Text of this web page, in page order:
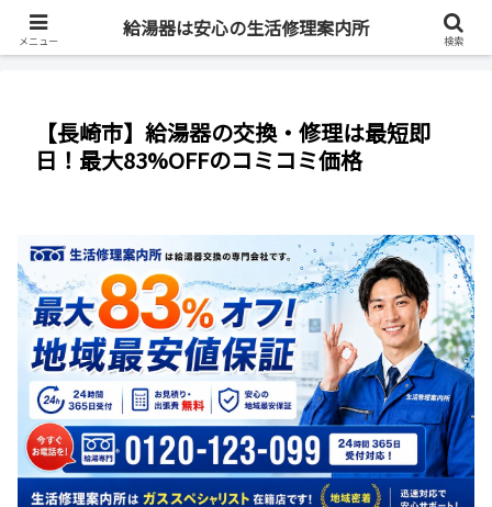
最短即日・全国対応・最大83%OFF
【長崎市】給湯器の交換・修理は最短即
日！最大83%OFFのコミコミ価格
メニュー
給湯器は安心の生活修理案内所
検索